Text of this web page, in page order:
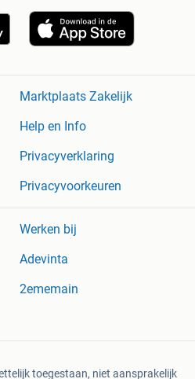
Marktplaats Zakelijk
Help en Info
Privacyverklaring
Privacyvoorkeuren
Werken bij
Adevinta
2ememain
toegestaan, niet aansprakelijk